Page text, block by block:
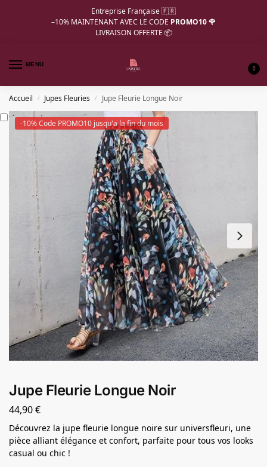
Entreprise Française 🇫🇷
–10% MAINTENANT AVEC LE CODE PROMO10 🌹
LIVRAISON OFFERTE 📦
MENU
0
Accueil / Jupes Fleuries / Jupe Fleurie Longue Noir
-10% Code PROMO10 jusqu'a la fin du mois
Jupe Fleurie Longue Noir
44,90€
Découvrez la jupe fleurie longue noire sur universfleuri, une
pièce alliant élégance et confort, parfaite pour tous vos looks
casual ou chic !